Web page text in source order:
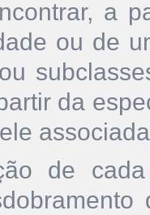
a
ou de
da
de